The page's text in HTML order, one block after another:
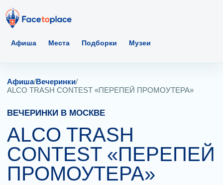
Афиша Места Подборки Музеи
Афиша/Вечеринки/
ALCO TRASH CONTEST «ПЕРЕПЕЙ ПРОМОУТЕРА»
ВЕЧЕРИНКИ В МОСКВЕ
ALCO TRASH
CONTEST «ПЕРЕПЕЙ
ПРОМОУТЕРА»